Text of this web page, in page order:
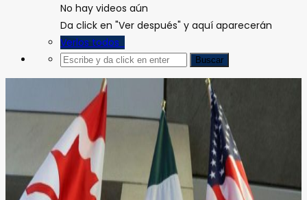
No hay videos aún
Da click en "Ver después" y aquí aparecerán
Verlos todos